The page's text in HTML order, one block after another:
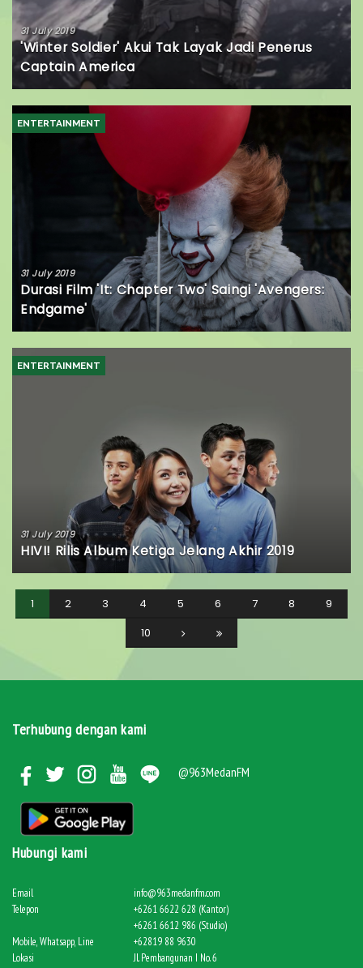
31 July 2019
'Winter Soldier' Akui Tak Layak Jadi Penerus
Captain America
ENTERTAINMENT
31 July 2019
Durasi Film 'It: Chapter Two' Saingi 'Avengers:
Endgame'
ENTERTAINMENT
31 July 2019
HIVI! Rilis Album Ketiga Jelang Akhir 2019
1 2 3 4 5 6 7 8
9
10
Terhubung dengan kami
@963MedanFM
Hubungi kami
Email
info@963medanfm.com
Telepon
+6261 6622 628 (Kantor)
+6261 6612 986 (Studio)
Mobile, Whatsapp, Line
+62819 88 9630
Lokasi
Jl. Pembangunan I No. 6